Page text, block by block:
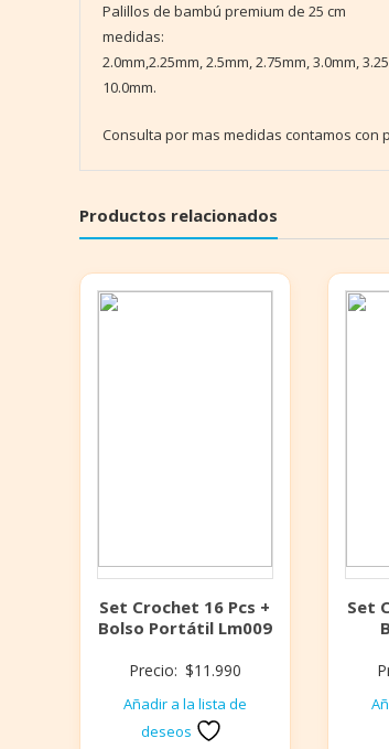
Palillos de bambú premium de 25 cm
medidas:
2.0mm,2.25mm, 2.5mm, 2.75mm, 3.0mm,
10.0mm.
Consulta por mas medidas contamos con
Productos relacionados
Set Crochet 16 Pcs +
Bolso Portátil Lm009
Precio: $11.990
Añadir a la lista de
deseos
Set